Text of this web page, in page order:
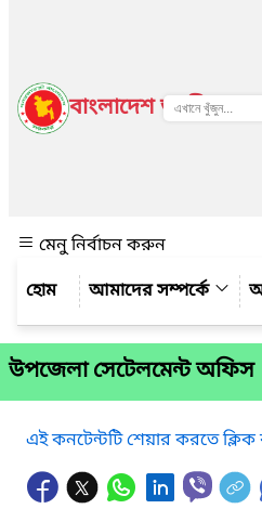
বাংলাদেশ জাতীয় তথ্য
মেনু নির্বাচন করুন
আমাদের সম্পর্কে
উপজেলা সেটেলমেন্ট অফিস
এই কনটেন্টটি শেয়ার করতে